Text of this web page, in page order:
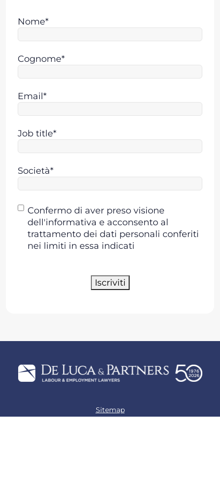
Nome*
Cognome*
Email*
Job title*
Società*
Consenso
Confermo di aver preso visione
dell'informativa e acconsento al
trattamento dei dati personali conferiti
nei limiti in essa indicati
Iscriviti
Sitemap